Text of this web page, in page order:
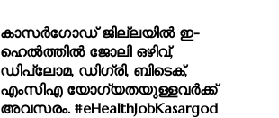
കാസർഗോഡ് ജില്ലയിൽ ഇ-
ഹെൽത്തിൽ ജോലി ഒഴിവ്,
ഡിപ്ലോമ, ഡിഗ്രി, ബിടെക്,
എംസിഎ യോഗ്യതയുള്ളവർക്ക്
അവസരം. #eHealthJobKasargod